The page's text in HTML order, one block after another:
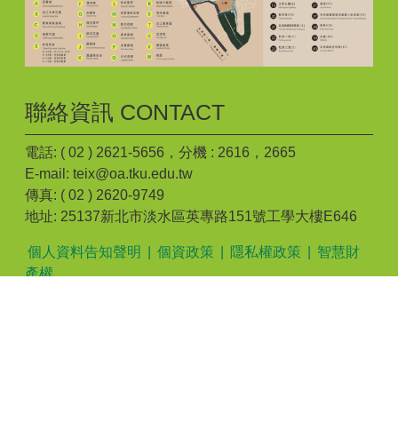
聯絡資訊 CONTACT
電話: ( 02 ) 2621-5656，分機 : 2616，2665
E-mail: teix@oa.tku.edu.tw
傳真: ( 02 ) 2620-9749
地址: 25137新北市淡水區英專路151號工學大樓E646
個人資料告知聲明 個資政策 隱私權政策
智慧財
產權